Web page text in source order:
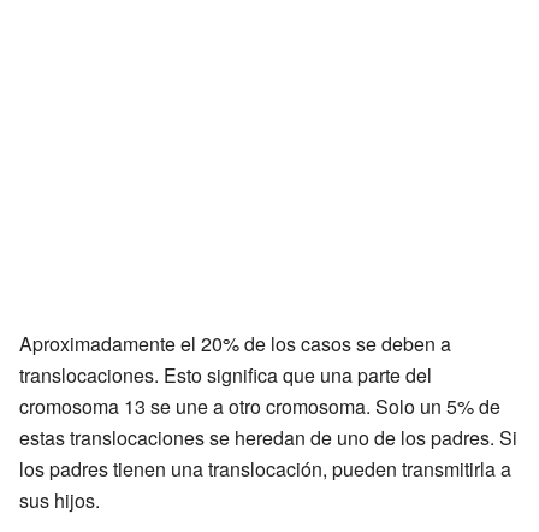
Aproximadamente el 20% de los casos se deben a
translocaciones. Esto significa que una parte del
cromosoma 13 se une a otro cromosoma. Solo un 5% de
estas translocaciones se heredan de uno de los padres. Si
los padres tienen una translocación, pueden transmitirla a
sus hijos.